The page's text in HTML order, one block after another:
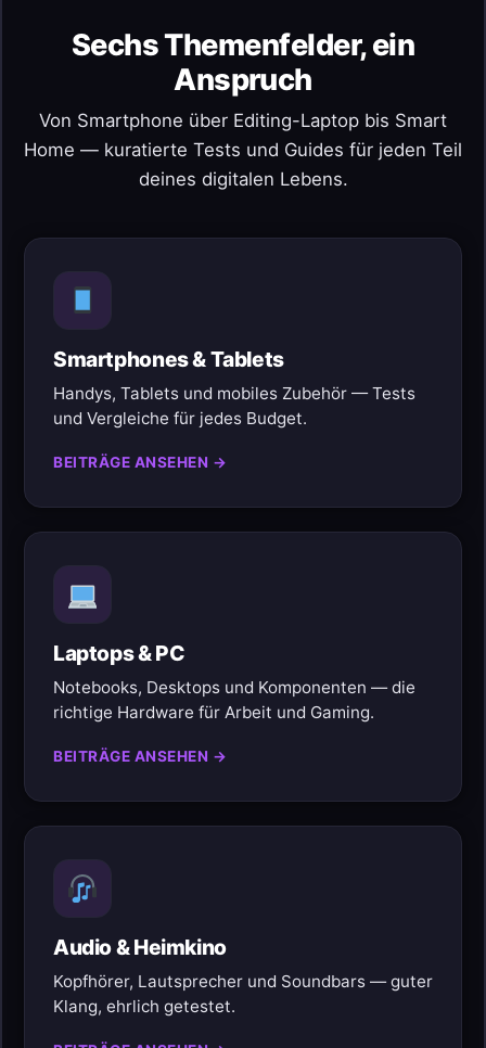
Sechs Themenfelder, ein
Anspruch
Von Smartphone über Editing-Laptop bis Smart
Home — kuratierte Tests und Guides für jeden Teil
deines digitalen Lebens.
Smartphones & Tablets
Handys, Tablets und mobiles Zubehör — Tests
und Vergleiche für jedes Budget.
BEITRÄGE ANSEHEN →
Laptops & PC
Notebooks, Desktops und Komponenten — die
richtige Hardware für Arbeit und Gaming.
BEITRÄGE ANSEHEN →
Audio & Heimkino
Kopfhörer, Lautsprecher und Soundbars — guter
Klang, ehrlich getestet.